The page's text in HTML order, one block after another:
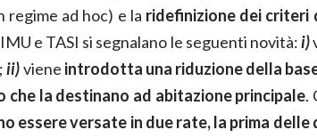
regime ad hoc) e la ridefinizione dei criteri
e TASI si segnalano le seguenti novità:i)
;ii)viene introdotta una riduzione della
la destinano ad abitazione principale.
essere versate in due rate, la prima delle